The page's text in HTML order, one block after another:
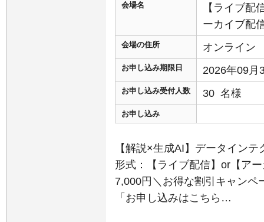
会場名
【ライブ配
ーカイブ配
会場の住所 オンライン
お申し込み期限日 2026年09月
お申し込み受付人数 30 名様
お申し込み
【解説×生成AI】データイン
形式：【ライブ配信】or【ア
7,000円＼お得な割引キャンペ
「お申し込みはこちら…